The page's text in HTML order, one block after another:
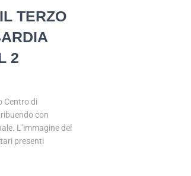
TERZO
2
Centro di
con
L’immagine del
presenti